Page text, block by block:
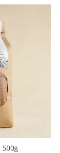
500g